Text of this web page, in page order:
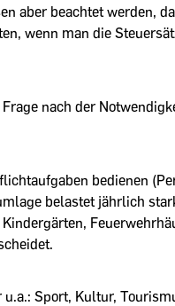
aber beachtet werden,
wenn man die
nach der
bedienen
belastet jährlich
Sport, Kultur,